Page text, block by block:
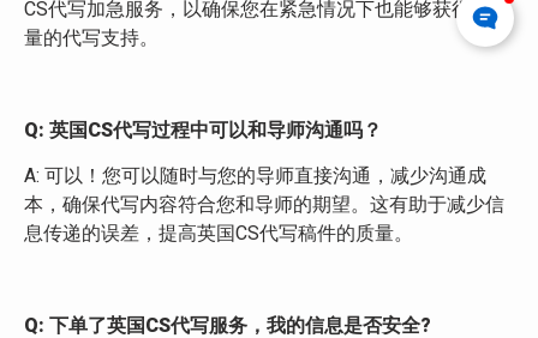
CS代写加急服务，以确保您在紧急情况下也能够获得高质
量的代写支持。
Q: 英国CS代写过程中可以和导师沟通吗？
A: 可以！您可以随时与您的导师直接沟通，减少沟通成
本，确保代写内容符合您和导师的期望。这有助于减少信
息传递的误差，提高英国CS代写稿件的质量。
Q: 下单了英国CS代写服务，我的信息是否安全?